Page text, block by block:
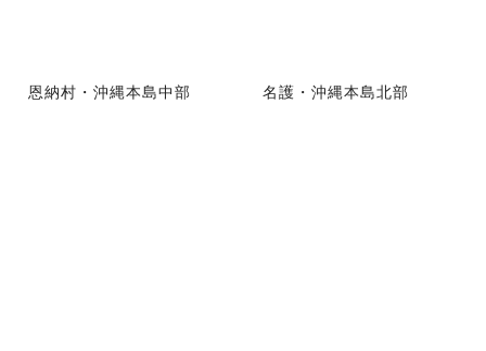
恩納村・沖縄本島中部 名護・沖縄本島北部